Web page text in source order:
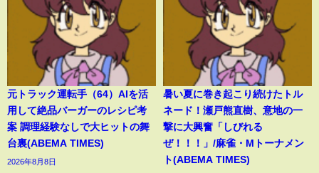
元トラック運転手（64）AIを活
用して絶品バーガーのレシピ考
案 調理経験なしで大ヒットの舞
台裏(ABEMA TIMES)
2026年8月8日
暑い夏に巻き起こり続けたトル
ネード！瀬戸熊直樹、意地の一
撃に大興奮「しびれる
ぜ！！！」/麻雀・Mトーナメン
ト(ABEMA TIMES)